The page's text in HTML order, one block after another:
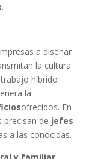
.
a diseñar
la cultura
híbrido
la
ofrecidos. En
de jefes
a las conocidas.